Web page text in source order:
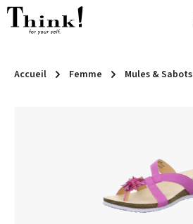
Passer au contenu principal
Accueil Femme Mules & Sabots